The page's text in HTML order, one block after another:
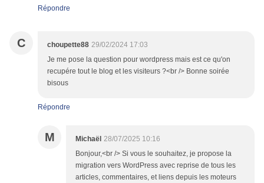
Répondre
C choupette88 29/02/2024 17:03
Je me pose la question pour wordpress mais est ce qu'on
recupére tout le blog et les visiteurs ?<br /> Bonne soirée
bisous
Répondre
M Michaël 28/07/2025 10:16
Bonjour,<br /> Si vous le souhaitez, je propose la
migration vers WordPress avec reprise de tous les
articles, commentaires, et liens depuis les moteurs